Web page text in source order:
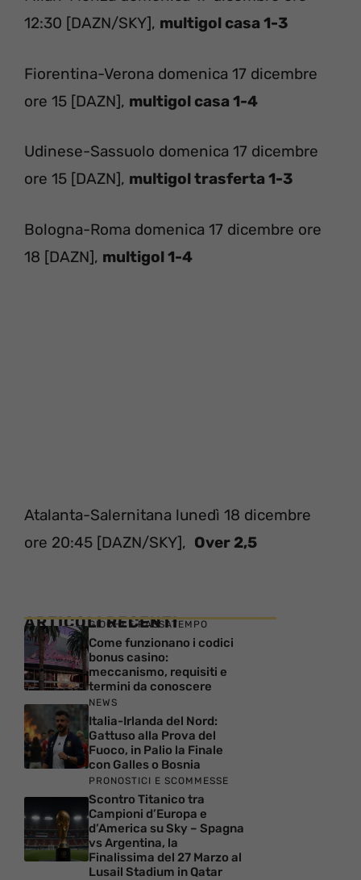
12:30 [DAZN/SKY], multigol casa 1-3
Fiorentina-Verona domenica 17 dicembre
ore 15 [DAZN], multigol casa 1-4
Udinese-Sassuolo domenica 17 dicembre
ore 15 [DAZN], multigol trasferta 1-3
Bologna-Roma domenica 17 dicembre ore
18 [DAZN], multigol 1-4
Atalanta-Salernitana lunedì 18 dicembre
ore 20:45 [DAZN/SKY], Over 2,5
ARTICOLI RECENTI
GIOCHI E PASSATEMPO
Come funzionano i codici
bonus casino:
meccanismo, requisiti e
termini da conoscere
NEWS
Italia-Irlanda del Nord:
Gattuso alla Prova del
Fuoco, in Palio la Finale
con Galles o Bosnia
PRONOSTICI E SCOMMESSE
Scontro Titanico tra
Campioni d’Europa e
d’America su Sky – Spagna
vs Argentina, la
Finalissima del 27 Marzo al
Lusail Stadium in Qatar